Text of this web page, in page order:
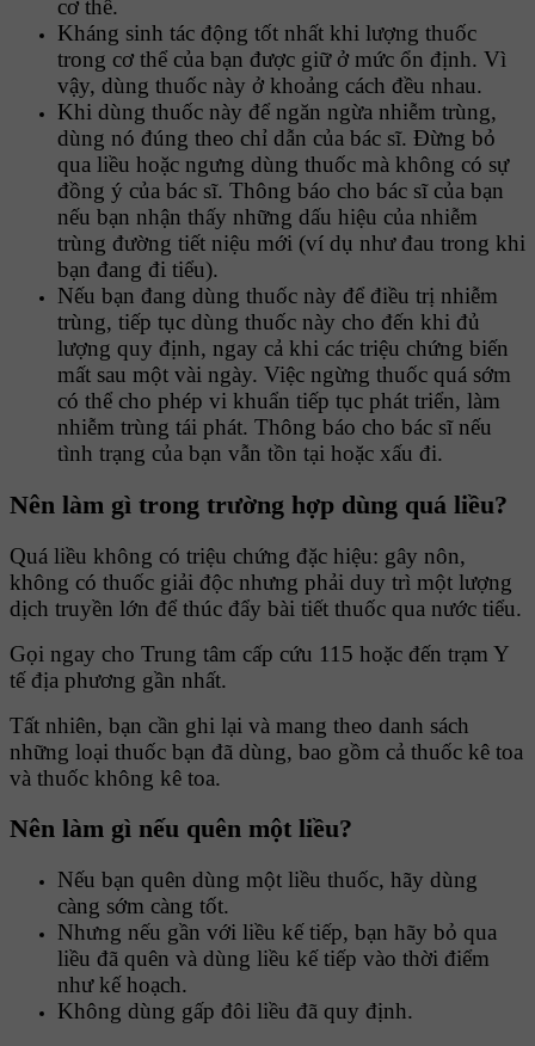
cơ thể.
Kháng sinh tác động tốt nhất khi lượng thuốc
trong cơ thể của bạn được giữ ở mức ổn định. Vì
vậy, dùng thuốc này ở khoảng cách đều nhau.
Khi dùng thuốc này để ngăn ngừa nhiễm trùng,
dùng nó đúng theo chỉ dẫn của bác sĩ. Đừng bỏ
qua liều hoặc ngưng dùng thuốc mà không có sự
đồng ý của bác sĩ. Thông báo cho bác sĩ của bạn
nếu bạn nhận thấy những dấu hiệu của nhiễm
trùng đường tiết niệu mới (ví dụ như đau trong khi
bạn đang đi tiểu).
Nếu bạn đang dùng thuốc này để điều trị nhiễm
trùng, tiếp tục dùng thuốc này cho đến khi đủ
lượng quy định, ngay cả khi các triệu chứng biến
mất sau một vài ngày. Việc ngừng thuốc quá sớm
có thể cho phép vi khuẩn tiếp tục phát triển, làm
nhiễm trùng tái phát. Thông báo cho bác sĩ nếu
tình trạng của bạn vẫn tồn tại hoặc xấu đi.
Nên làm gì trong trường hợp dùng quá liều?
Quá liều không có triệu chứng đặc hiệu: gây nôn,
không có thuốc giải độc nhưng phải duy trì một lượng
dịch truyền lớn để thúc đẩy bài tiết thuốc qua nước tiểu.
Gọi ngay cho Trung tâm cấp cứu 115 hoặc đến trạm Y
tế địa phương gần nhất.
Tất nhiên, bạn cần ghi lại và mang theo danh sách
những loại thuốc bạn đã dùng, bao gồm cả thuốc kê toa
và thuốc không kê toa.
Nên làm gì nếu quên một liều?
Nếu bạn quên dùng một liều thuốc, hãy dùng
càng sớm càng tốt.
Nhưng nếu gần với liều kế tiếp, bạn hãy bỏ qua
liều đã quên và dùng liều kế tiếp vào thời điểm
như kế hoạch.
Không dùng gấp đôi liều đã quy định.